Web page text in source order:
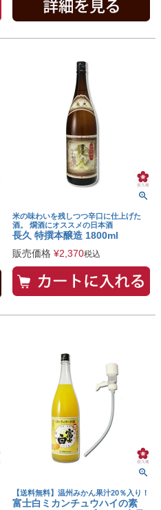
米の味わいを残しつつ辛口に仕上げた
酒。 燗酒にオススメの日本酒
長久 特撰本醸造 1800ml
販売価格 ¥2,370税込
【送料無料】温州みかん果汁20％入り！
富士白ミカンチュウハイの素